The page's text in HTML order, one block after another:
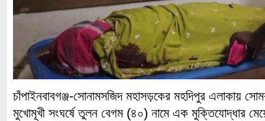
চাঁপাইনবাবগঞ্জ-সোনামসজিদ মহাসড়কের মহদিপুর এলাকায়
মুখোমূখী সংঘর্ষে তুলন বেগম (৪০) নামে এক মুক্তিযোদ্ধার